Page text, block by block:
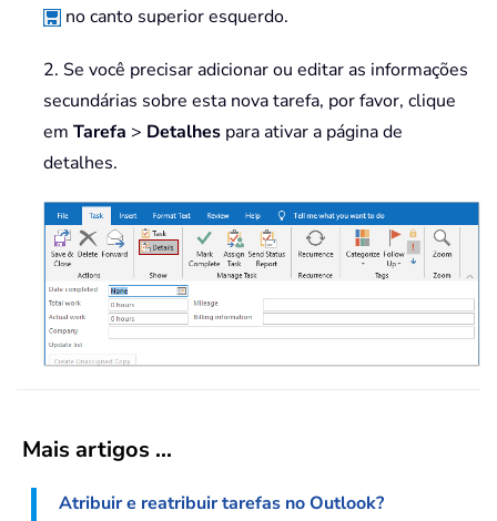
no canto superior esquerdo.
2. Se você precisar adicionar ou editar as informações
secundárias sobre esta nova tarefa, por favor, clique
em Tarefa > Detalhes para ativar a página de
detalhes.
Mais artigos ...
Atribuir e reatribuir tarefas no Outlook?